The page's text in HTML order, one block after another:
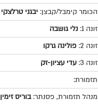
הכומר קימבל/קבצן: יבגני טרלצקי
זונה 1:
נלי גושבה
זונה 2:
פולינה גרקו
זונה 3:
עדי עציון-זק
תזמורת:
מנהל תזמורת, פסנתר:בוריס זימין